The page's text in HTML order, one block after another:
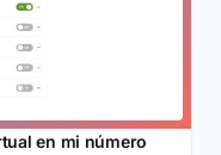
en mi número